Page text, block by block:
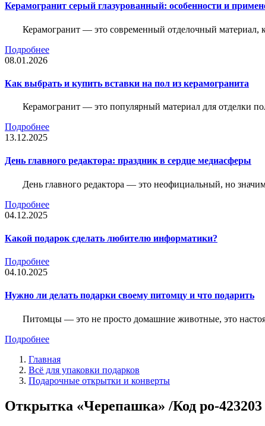
Керамогранит серый глазурованный: особенности и
Керамогранит — это современный отделочный материал,
Подробнее
08.01.2026
Как выбрать и купить вставки на пол из керамогранита
Керамогранит — это популярный материал для отделки
Подробнее
13.12.2025
День главного редактора: праздник в сердце медиасферы
День главного редактора — это неофициальный, но
Подробнее
04.12.2025
Какой подарок сделать любителю информатики?
Подробнее
04.10.2025
Нужно ли делать подарки своему питомцу и что подарить
Питомцы — это не просто домашние животные, это
Подробнее
Главная
Всё для упаковки подарков
Подарочные открытки и конверты
Открытка «Черепашка» /Код po-423203